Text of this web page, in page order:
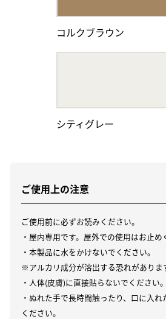
コルクブラウン
シティグレー
ご使用上の注意
ご使用前に必ずお読みください。
・屋内専用です。屋外での使用はお止め
・本製品に水をかけないでください。
※アルカリ成分が溶出する恐れがありま
・人体(皮膚)に直接貼らないでください。
・ぬれた手で長時間触ったり、口に入
ください。